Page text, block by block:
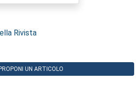
Rivista
UN ARTICOLO